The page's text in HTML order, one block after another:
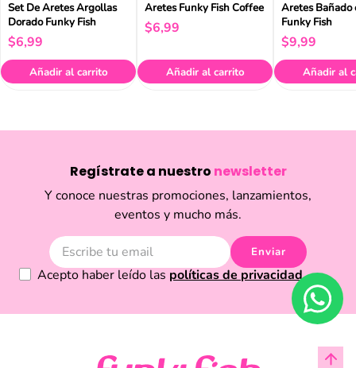
Set De Aretes Argollas
Dorado Funky Fish
$6,99
Añadir al carrito
Aretes Funky Fish Coffee
$6,99
Añadir al carrito
Aretes Bañado
Funky Fish
$9,99
Añadir al
Regístrate a nuestro newsletter
Y conoce nuestras promociones, lanzamientos,
eventos y mucho más.
Enviar
Acepto haber leído las políticas de privacidad.